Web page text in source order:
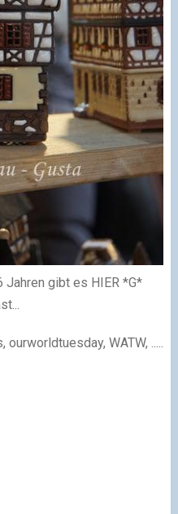
Jahren gibt es HIER *G*
WATW, .....